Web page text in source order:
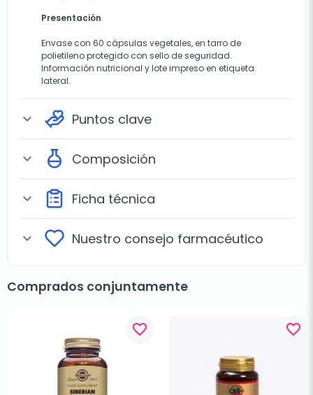
Presentación
Envase con 60 cápsulas vegetales, en tarro de
polietileno protegido con sello de seguridad.
Información nutricional y lote impreso en etiqueta
lateral.
expand_more Puntos clave
expand_more Composición
expand_more Ficha técnica
expand_more Nuestro consejo farmacéutico
Comprados conjuntamente
favorite_border favorite_border